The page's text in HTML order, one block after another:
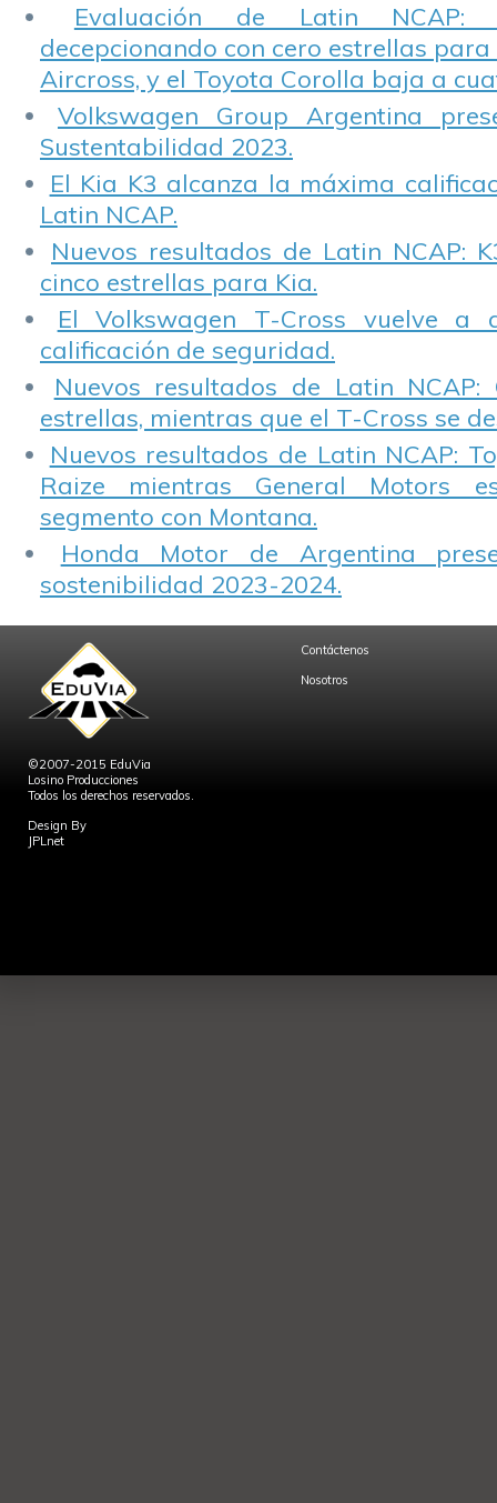
Evaluación de Latin NCAP:
decepcionando con cero estrellas para
Aircross, y el Toyota Corolla baja a
Volkswagen Group Argentina
Sustentabilidad 2023.
El Kia K3 alcanza la máxima
Latin NCAP.
Nuevos resultados de Latin NCAP:
cinco estrellas para Kia.
El Volkswagen T-Cross vuelve a
calificación de seguridad.
Nuevos resultados de Latin NCAP:
estrellas, mientras que el T-Cross se
Nuevos resultados de Latin NCAP:
Raize mientras General Motors
segmento con Montana.
Honda Motor de Argentina
sostenibilidad 2023-2024.
©2007-2015 EduVia
Losino Producciones
Todos los derechos reservados.
Design By
JPLnet
Contáctenos
Nosotros